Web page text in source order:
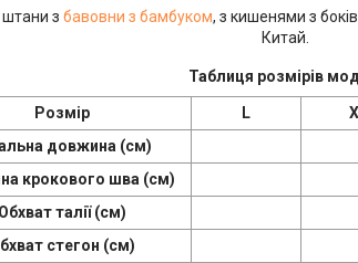
штани з бавовни з бамбуком, з кишенями з
Китай.
Таблиця розмірів
Розмір L
довжина (см)
крокового шва (см)
Обхват талії (см)
стегон (см)